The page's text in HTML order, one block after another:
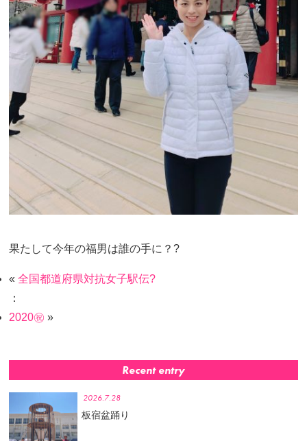
果たして今年の福男は誰の手に？?
«全国都道府県対抗女子駅伝?
：
2020㊗️ »
Recent entry
2026.7.28
板宿盆踊り